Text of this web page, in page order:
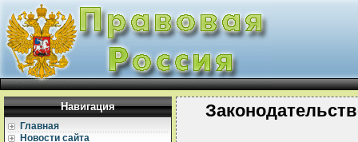
Навигация
Главная
Новости сайта